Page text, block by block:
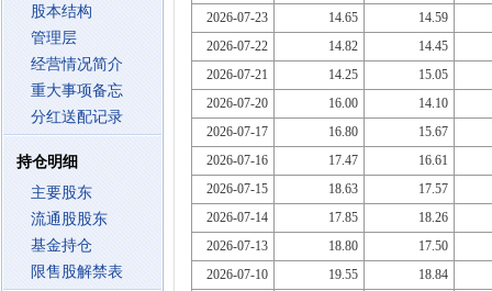
股本结构
管理层
经营情况简介
重大事项备忘
分红送配记录
持仓明细
主要股东
流通股股东
基金持仓
限售股解禁表
2026-07-23
14.65
14.59
2026-07-22
14.82
14.45
2026-07-21
14.25
15.05
2026-07-20
16.00
14.10
2026-07-17
16.80
15.67
2026-07-16
17.47
16.61
2026-07-15
18.63
17.57
2026-07-14
17.85
18.26
2026-07-13
18.80
17.50
2026-07-10
19.55
18.84